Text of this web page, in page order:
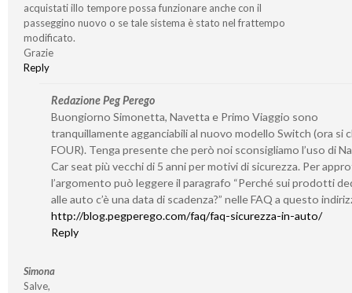
acquistati illo tempore possa funzionare anche con il
passeggino nuovo o se tale sistema è stato nel frattempo
modificato.
Grazie
Reply
Redazione Peg Perego
Buongiorno Simonetta, Navetta e Primo Viaggio sono
tranquillamente agganciabili al nuovo modello Switch (ora si
FOUR). Tenga presente che però noi sconsigliamo l’uso di
Car seat più vecchi di 5 anni per motivi di sicurezza. Per
l’argomento può leggere il paragrafo “Perché sui prodotti
alle auto c’è una data di scadenza?” nelle FAQ a questo
http://blog.pegperego.com/faq/faq-sicurezza-in-auto/
Reply
Simona
Salve,